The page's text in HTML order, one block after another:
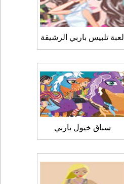
لعبة تلبيس باربي الرشيقة
سباق خيول باربي